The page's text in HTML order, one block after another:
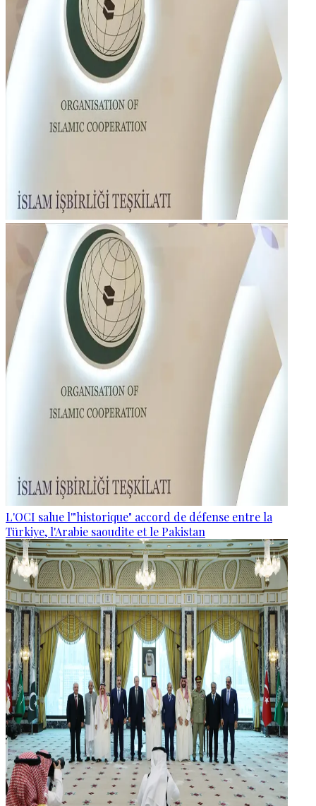
L'OCI salue l'"historique" accord de défense entre la
Türkiye, l'Arabie saoudite et le Pakistan